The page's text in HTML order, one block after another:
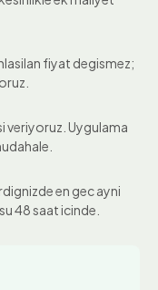
fiyat degismez;
veriyoruz. Uygulama
en gec ayni
48 saat icinde.